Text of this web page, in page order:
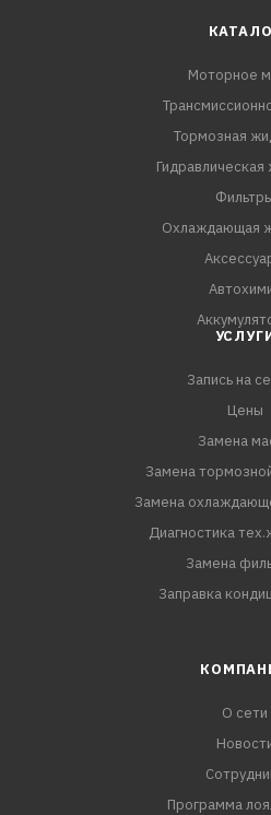
Моторное
Тормозная
Охлаждающая
Запись на
Цены
Замена
Замена
Замена
Диагностика
Замена
Заправка
О сети
Программа